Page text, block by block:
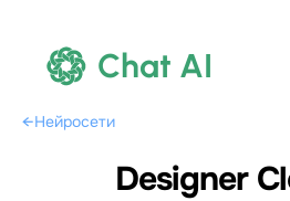
Chat AI
←Нейросети
Designer